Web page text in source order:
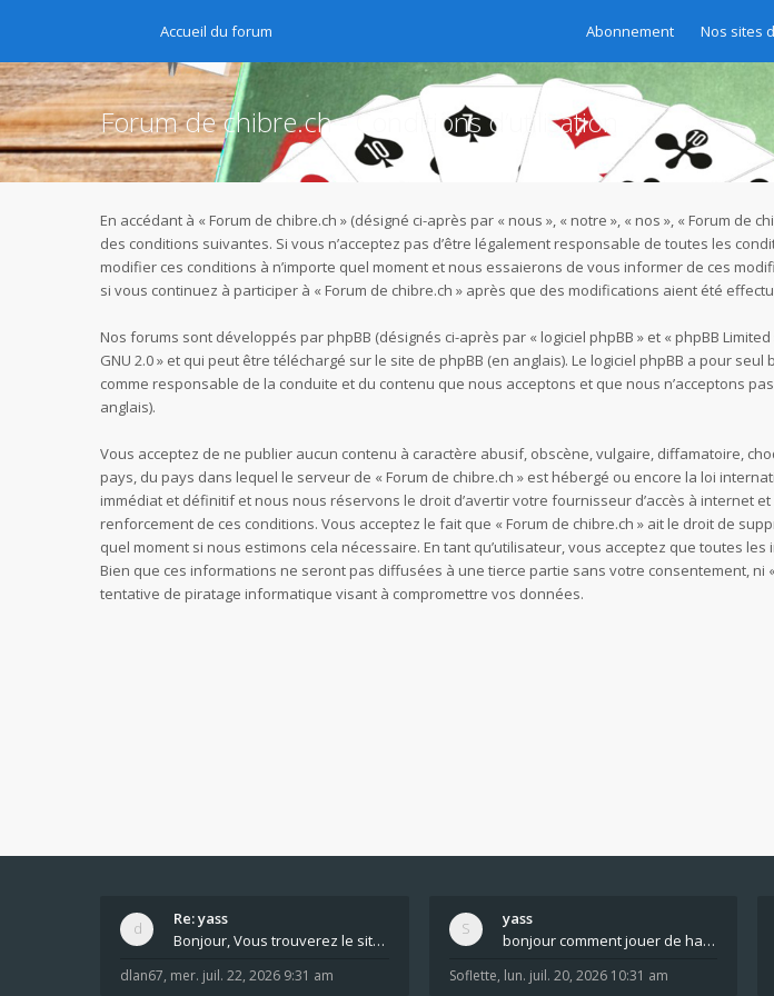
Abonnement Nos sites
Accueil du forum
Forum de chibre.ch - Conditions d’utilisation
En accédant à « Forum de chibre.ch » (désigné ci-après par « nous », « notre », « nos », « Forum
des conditions suivantes. Si vous n’acceptez pas d’être légalement responsable de toutes les
modifier ces conditions à n’importe quel moment et nous essaierons de vous informer de ces
si vous continuez à participer à « Forum de chibre.ch » après que des modifications aient été
Nos forums sont développés par phpBB (désignés ci-après par « logiciel phpBB » et « phpBB
GNU 2.0» et qui peut être téléchargé sur le site de phpBB (en anglais). Le logiciel phpBB a pour
comme responsable de la conduite et du contenu que nous acceptons et que nous n’acceptons
anglais).
Vous acceptez de ne publier aucun contenu à caractère abusif, obscène, vulgaire, diffamatoire,
pays, du pays dans lequel le serveur de « Forum de chibre.ch » est hébergé ou encore la loi
immédiat et définitif et nous nous réservons le droit d’avertir votre fournisseur d’accès à internet
renforcement de ces conditions. Vous acceptez le fait que « Forum de chibre.ch » ait le droit de
quel moment si nous estimons cela nécessaire. En tant qu’utilisateur, vous acceptez que toutes
Bien que ces informations ne seront pas diffusées à une tierce partie sans votre consentement,
tentative de piratage informatique visant à compromettre vos données.
Re: yass
Bonjour, Vous trouverez le site ici dans le foru
dlan67, mer. juil. 22, 2026 9:31 am
yass
bonjour comment jouer de haut en bas tout atout mi
Soflette, lun. juil. 20, 2026 10:31 am